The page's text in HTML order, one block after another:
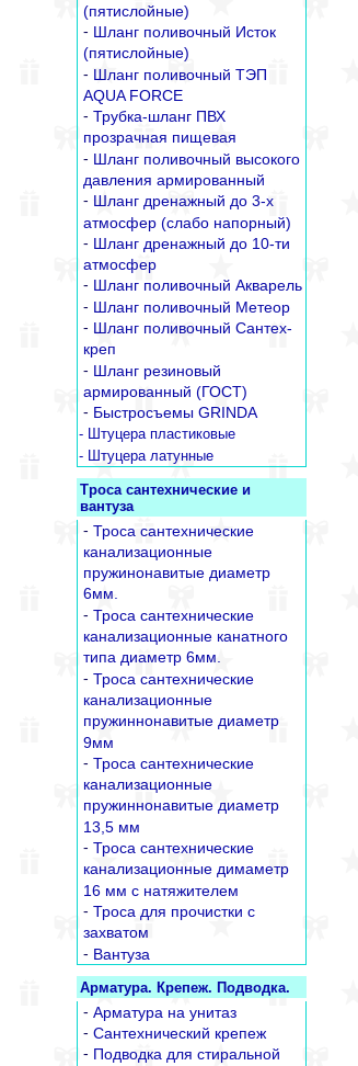
(пятислойные)
- Шланг поливочный Исток
(пятислойные)
- Шланг поливочный ТЭП
AQUA FORCE
- Трубка-шланг ПВХ
прозрачная пищевая
- Шланг поливочный высокого
давления армированный
- Шланг дренажный до 3-х
атмосфер (слабо напорный)
- Шланг дренажный до 10-ти
атмосфер
- Шланг поливочный Акварель
- Шланг поливочный Метеор
- Шланг поливочный Сантех-
креп
- Шланг резиновый
армированный (ГОСТ)
- Быстросъемы GRINDA
- Штуцера пластиковые
- Штуцера латунные
Троса сантехнические и
вантуза
- Троса сантехнические
канализационные
пружинонавитые диаметр
6мм.
- Троса сантехнические
канализационные канатного
типа диаметр 6мм.
- Троса сантехнические
канализационные
пружиннонавитые диаметр
9мм
- Троса сантехнические
канализационные
пружиннонавитые диаметр
13,5 мм
- Троса сантехнические
канализационные димаметр
16 мм с натяжителем
- Троса для прочистки с
захватом
- Вантуза
Арматура. Крепеж. Подводка.
- Арматура на унитаз
- Сантехнический крепеж
- Подводка для стиральной